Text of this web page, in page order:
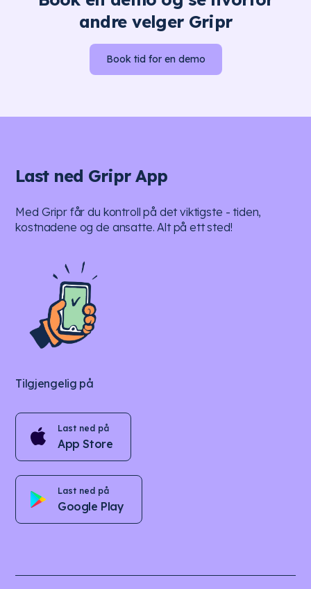
andre velger Gripr
Book tid for en demo
Last ned Gripr App
Med Gripr får du kontroll på det viktigste - tiden,
kostnadene og de ansatte. Alt på ett sted!
Tilgjengelig på
Last ned på
App Store
Last ned på
Google Play